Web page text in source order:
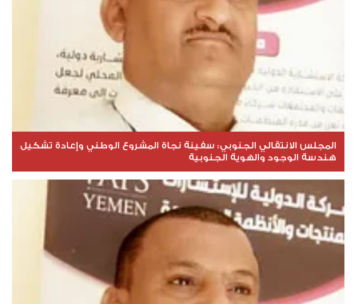
المجلس الانتقالي الجنوبي: سفينة نجاة المشروع الوطني وإعادة تشكيل
هندسة الوجود والهوية الجنوبية